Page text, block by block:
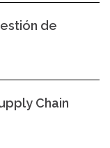
de
Chain